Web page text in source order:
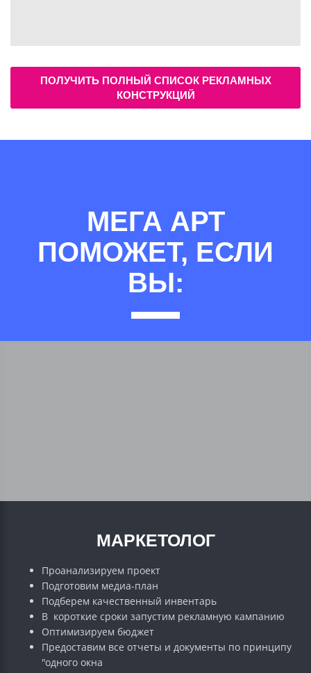
ПОЛУЧИТЬ ПОЛНЫЙ СПИСОК РЕКЛАМНЫХ
КОНСТРУКЦИЙ
МЕГА АРТ
ПОМОЖЕТ, ЕСЛИ
ВЫ:
МАРКЕТОЛОГ
Проанализируем проект
Подготовим медиа-план
Подберем качественный инвентарь
В короткие сроки запустим рекламную кампанию
Оптимизируем бюджет
Предоставим все отчеты и документы по принципу
"одного окна